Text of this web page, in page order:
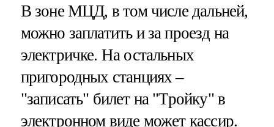
В зоне МЦД, в том числе дальней,
можно заплатить и за проезд на
электричке. На остальных
пригородных станциях –
"записать" билет на "Тройку" в
электронном виде может кассир.